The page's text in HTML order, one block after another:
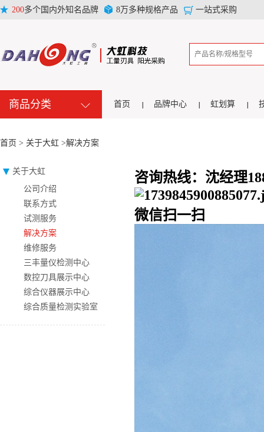
200多个国内外知名品牌 8万多种规格产品 一站式采购
商品分类 首页 品牌中心 虹划算
首页 > 关于大虹 >解决方案
关于大虹
公司介绍
联系方式
试测服务
解决方案
维修服务
三丰量仪检测中心
数控刀具展示中心
综合仪器展示中心
综合质量检测实验室
咨询热线：沈经理
微信扫一扫